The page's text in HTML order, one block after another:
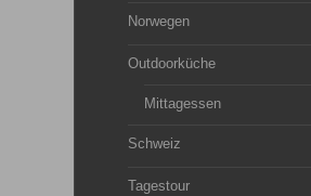
Norwegen
Outdoorküche
Mittagessen
Schweiz
Tagestour